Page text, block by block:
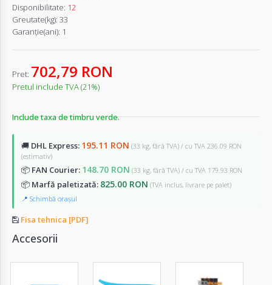
Disponibilitate: 12
Greutate(kg): 33
Garanţie(ani): 1
Pret: 702,79 RON
Pretul include TVA (21%)
Include taxa de timbru verde.
🚚 DHL Express: 195.11 RON (33 kg, fără TVA) / cu TVA 236.09 RON
(estimativ)
📦 FAN Courier: 148.70 RON (33 kg, fără TVA) / cu TVA 179.93 RON
📦 Marfă paletizată: 825.00 RON (TVA inclus, livrare pe palet)
📍 Schimbă orașul
Fisa tehnica [PDF]
Accesorii